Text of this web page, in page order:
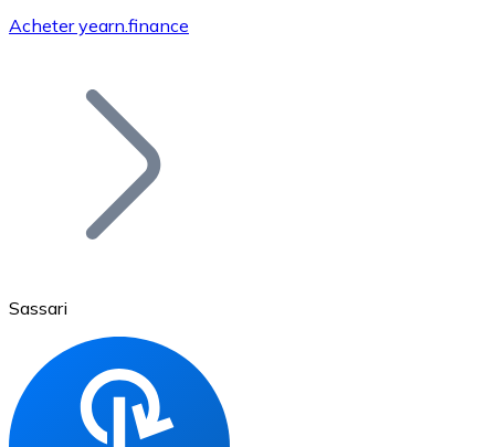
Bitcoin
Ethereum
Acheter yearn.finance
Sassari